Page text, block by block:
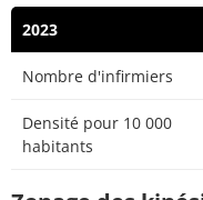
2023
Nombre d'infirmiers
Densité pour 10 000
habitants